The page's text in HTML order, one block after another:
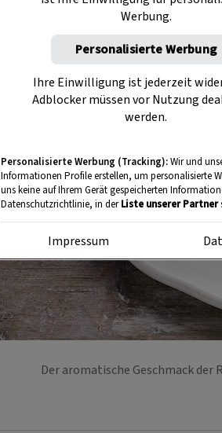
Der aromatische Geschmack
Werbung.
Personalisierte Werbung
Ihre Einwilligung ist jederzeit
Adblocker müssen vor Nutzung
werden.
Personalisierte Werbung (Tracking):Wir und
Informationen Profile erstellen, um personalisierte
uns keine auf Ihrem Gerät gespeicherten
Datenschutzrichtlinie, in derListe unserer Partner
Impressum